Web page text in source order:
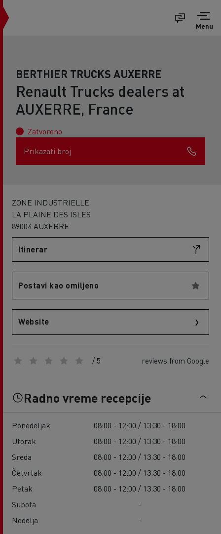
Menu
BERTHIER TRUCKS AUXERRE
Renault Trucks dealers at
AUXERRE, France
Zatvoreno
Prikazati broj
ZONE INDUSTRIELLE
LA PLAINE DES ISLES
89004 AUXERRE
Itinerar
Postavi kao omiljeno
Website
/ 5 reviews from Google
Radno vreme recepcije
Ponedeljak
08:00 - 12:00 / 13:30 - 18:00
Utorak
08:00 - 12:00 / 13:30 - 18:00
Sreda
08:00 - 12:00 / 13:30 - 18:00
Četvrtak
08:00 - 12:00 / 13:30 - 18:00
Petak
08:00 - 12:00 / 13:30 - 18:00
Subota
-
Nedelja
-